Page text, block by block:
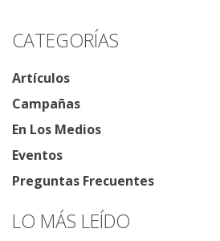
CATEGORÍAS
Artículos
Campañas
En Los Medios
Eventos
Preguntas Frecuentes
LO MÁS LEÍDO